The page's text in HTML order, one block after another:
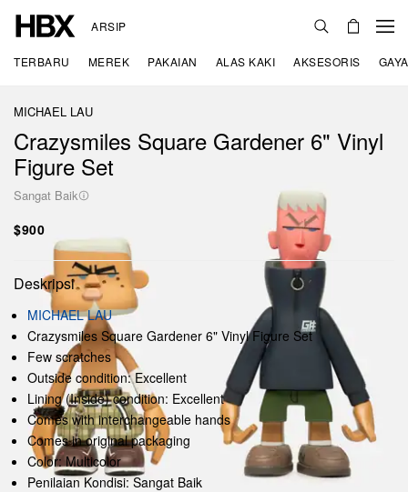
ARSIP
TERBARU MEREK PAKAIAN ALAS KAKI AKSESORIS
MICHAEL LAU
Crazysmiles Square Gardener 6" Vinyl
Figure Set
Sangat Baik
$900
Deskripsi
MICHAEL LAU
Crazysmiles Square Gardener 6" Vinyl Figure Set
Few scratches
Outside condition: Excellent
Lining (Inside) condition: Excellent
Comes with interchangeable hands
Comes in original packaging
Color: Multicolor
Penilaian Kondisi: Sangat Baik